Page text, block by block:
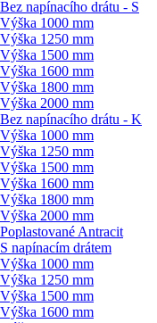
Bez napínacího drátu - S
Výška 1000 mm
Výška 1250 mm
Výška 1500 mm
Výška 1600 mm
Výška 1800 mm
Výška 2000 mm
Bez napínacího drátu - K
Výška 1000 mm
Výška 1250 mm
Výška 1500 mm
Výška 1600 mm
Výška 1800 mm
Výška 2000 mm
Poplastované Antracit
S napínacím drátem
Výška 1000 mm
Výška 1250 mm
Výška 1500 mm
Výška 1600 mm